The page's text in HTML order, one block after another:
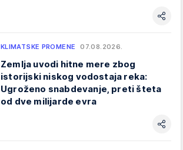
KLIMATSKE PROMENE 07.08.2026.
Zemlja uvodi hitne mere zbog
istorijski niskog vodostaja reka:
Ugroženo snabdevanje, preti šteta
od dve milijarde evra